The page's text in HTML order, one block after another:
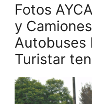
Fotos
y
Autobuses
Turistar